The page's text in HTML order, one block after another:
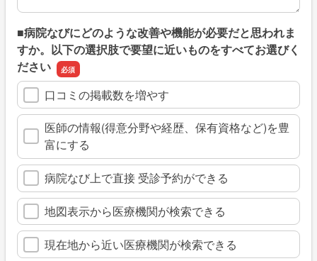
■病院なびにどのような改善や機能が必要だと思われま
すか。以下の選択肢で要望に近いものをすべてお選びく
ださい
口コミの掲載数を増やす
医師の情報(得意分野や経歴、保有資格など)を豊
富にする
病院なび上で直接 受診予約ができる
地図表示から医療機関が検索できる
現在地から近い医療機関が検索できる